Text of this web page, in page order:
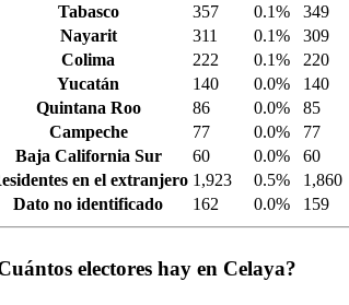
Tabasco
357 0.1% 349
Nayarit
311 0.1% 309
Colima
222 0.1% 220
Yucatán
140 0.0% 140
Quintana Roo
86 0.0% 85
Campeche
77 0.0% 77
Baja California Sur
60 0.0% 60
en el extranjero 1,923 0.5% 1,860
Dato no identificado
162 0.0% 159
electores hay en Celaya?